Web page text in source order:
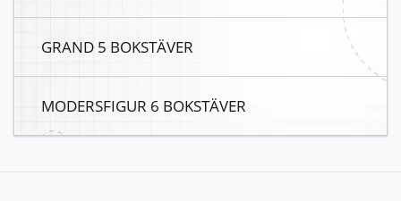
GRAND 5 BOKSTÄVER
MODERSFIGUR 6 BOKSTÄVER